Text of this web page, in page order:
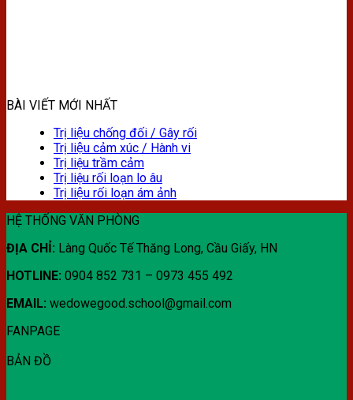
BÀI VIẾT MỚI NHẤT
Trị liệu chống đối / Gây rối
Trị liệu cảm xúc / Hành vi
Trị liệu trầm cảm
Trị liệu rối loạn lo âu
Trị liệu rối loạn ám ảnh
HỆ THỐNG VĂN PHÒNG
ĐỊA CHỈ: Làng Quốc Tế Thăng Long, Cầu Giấy, HN
HOTLINE: 0904 852 731 – 0973 455 492
EMAIL: wedowegood.school@gmail.com
FANPAGE
BẢN ĐỒ